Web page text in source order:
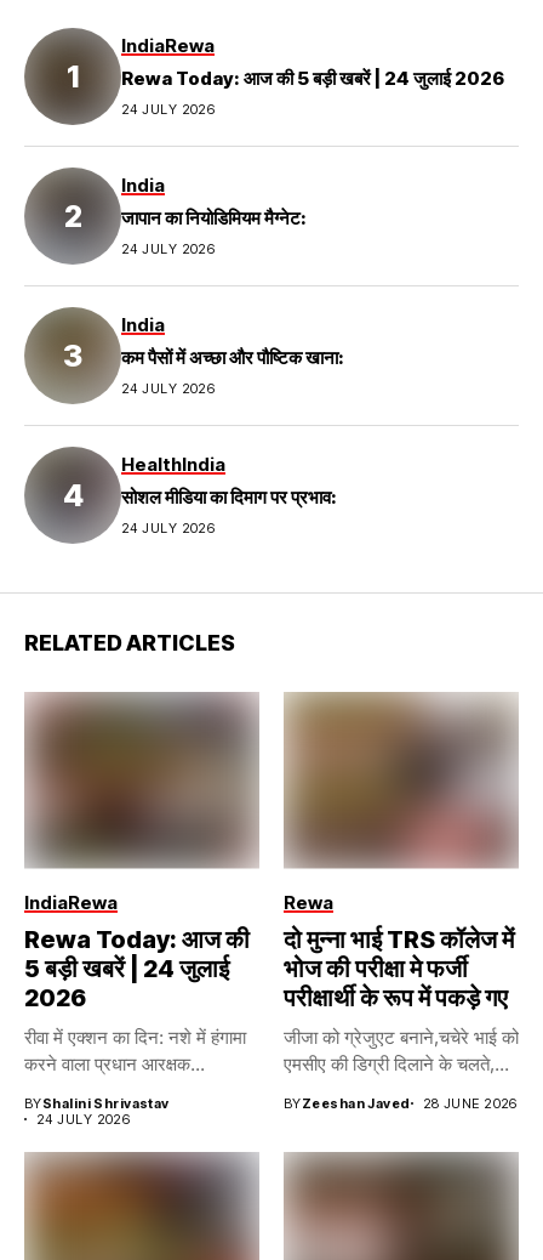
IndiaRewa
Rewa Today: आज की 5 बड़ी खबरें | 24 जुलाई 2026
24 JULY 2026
India
जापान का नियोडिमियम मैग्नेट:
24 JULY 2026
India
कम पैसों में अच्छा और पौष्टिक खाना:
24 JULY 2026
HealthIndia
सोशल मीडिया का दिमाग पर प्रभाव:
24 JULY 2026
RELATED ARTICLES
IndiaRewa
Rewa Today: आज की
5 बड़ी खबरें | 24 जुलाई
2026
रीवा में एक्शन का दिन: नशे में हंगामा
करने वाला प्रधान आरक्षक...
BYShalini Shrivastav
24 JULY 2026
Rewa
दो मुन्ना भाई TRS कॉलेज में
भोज की परीक्षा मे फर्जी
परीक्षार्थी के रूप में पकड़े गए
जीजा को ग्रेजुएट बनाने,चचेरे भाई को
एमसीए की डिग्री दिलाने के चलते,...
BYZeeshan Javed 28 JUNE 2026